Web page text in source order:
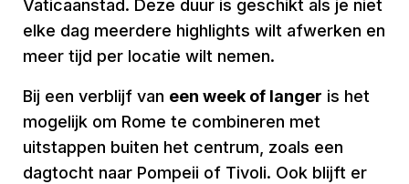
Vaticaanstad. Deze duur is geschikt als je niet
elke dag meerdere highlights wilt afwerken en
meer tijd per locatie wilt nemen.
Bij een verblijf van een week of langer is het
mogelijk om Rome te combineren met
uitstappen buiten het centrum, zoals een
dagtocht naar Pompeii of Tivoli. Ook blijft er